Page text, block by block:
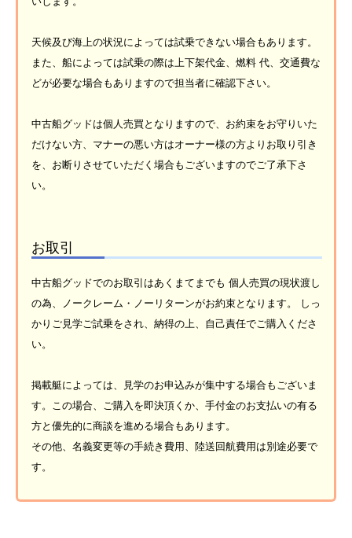
天候及び海上の状況によっては試乗できない場合もあります。
また、船によっては試乗の際は上下架代金、燃料 代、交通費な
どが必要な場合もありますので担当者に確認下さい。
中古船グッドは個人売買となりますので、お約束をお守りいた
だけない方、マナーの悪い方はオーナー様の方よりお取り引き
を、お断りさせていただく場合もございますのでご了承下さ
い。
お取引
中古船グッドでのお取引はあくまてまでも 個人売買の現状渡し
の為、ノークレーム・ノーリターンがお約束となります。 しっ
かりご見学ご試乗をされ、納得の上、自己責任でご購入くださ
い。
掲載艇によっては、見学のお申込みが集中する場合もございま
す。この場合、ご購入を即決頂くか、手付金のお支払いの有る
方と優先的に商談を進める場合もあります。
その他、名義変更等の手続き費用、陸送回航費用は別途必要で
す。